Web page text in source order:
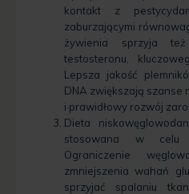
kontakt z
zaburzającymi
żywienia sprzyja
testosteronu,
Lepsza jakość
DNA zwiększają szanse
i prawidłowy rozwój
Dieta
stosowana w celu
Ograniczenie
zmniejszenia wahań
sprzyjać spalaniu